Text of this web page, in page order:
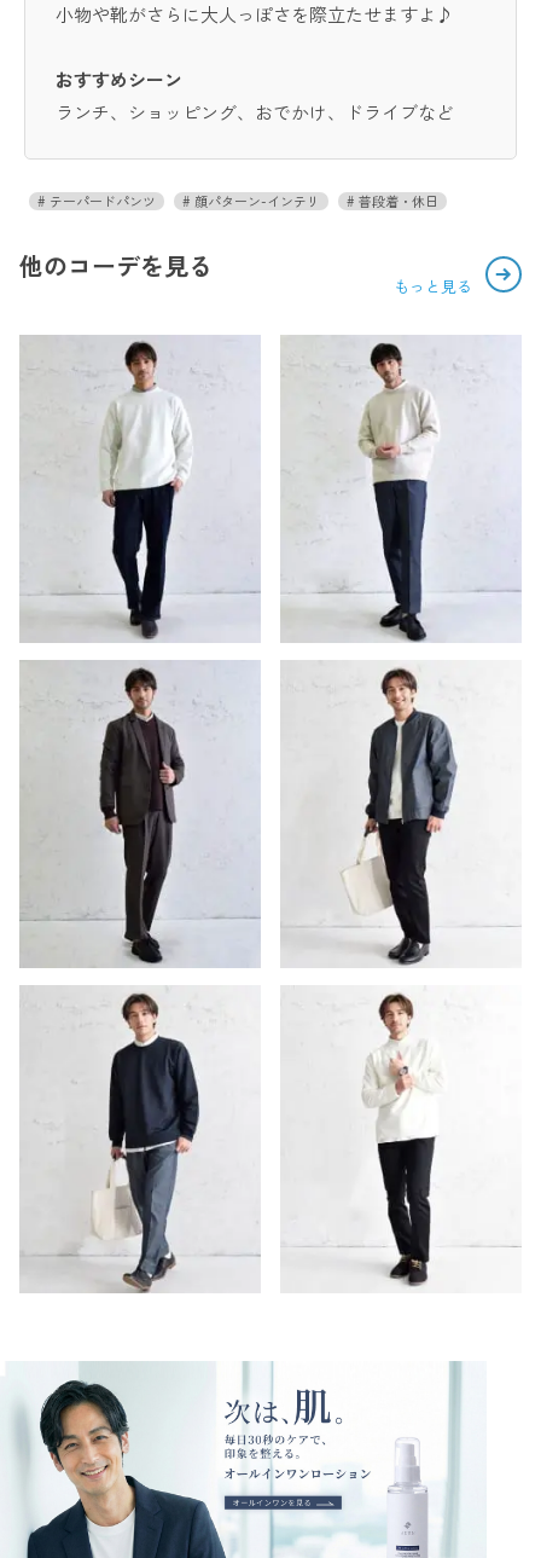
小物や靴がさらに大人っぽさを際立たせますよ♪
おすすめシーン
ランチ、ショッピング、おでかけ、ドライブなど
テーパードパンツ 顔パターン-インテリ 普段着・休日
他のコーデを見る
もっと見る